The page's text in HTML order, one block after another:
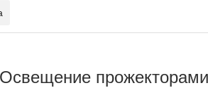
прожекторами